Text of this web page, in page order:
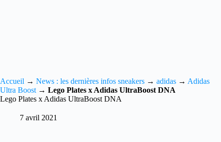
Accueil → News : les dernières infos sneakers → adidas → Adidas
Ultra Boost → Lego Plates x Adidas UltraBoost DNA
Lego Plates x Adidas UltraBoost DNA
7 avril 2021